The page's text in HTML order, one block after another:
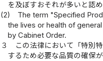
を及ぼすおそれが多いと認
(2)
The term "Specified
the lives or health of
by Cabinet Order.
３
この法律において「特別
するため必要な品質の確保